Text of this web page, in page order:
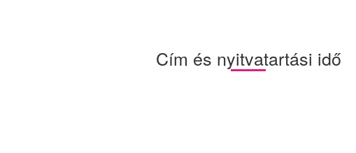
Cím és nyitvatartási idő